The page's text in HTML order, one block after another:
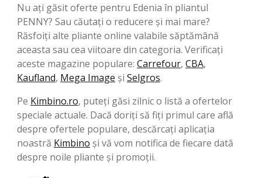
Nu ați găsit oferte pentru Edenia în pliantul
PENNY? Sau căutați o reducere și mai mare?
Răsfoiți alte pliante online valabile săptămână
aceasta sau cea viitoare din categoria. Verificați
aceste magazine populare: Carrefour, CBA,
Kaufland, Mega Image şi Selgros.
Pe Kimbino.ro, puteți găsi zilnic o listă a ofertelor
speciale actuale. Dacă doriți să fiți primul care află
despre ofertele populare, descărcați aplicația
noastră Kimbino și vă vom notifica de fiecare dată
despre noile pliante și promoții.